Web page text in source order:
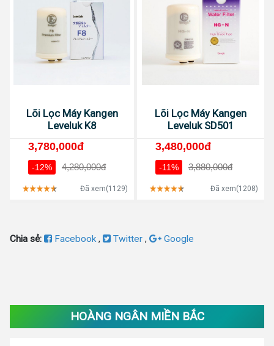
Lõi Lọc Máy Kangen
Leveluk K8
3,780,000đ
-12% 4,280,000đ
Đã xem(1129)
Lõi Lọc Máy Kangen
Leveluk SD501
3,480,000đ
-11% 3,880,000đ
Đã xem(1208)
Chia sẻ: Facebook, Twitter , Google
HOÀNG NGÂN MIỀN BẮC